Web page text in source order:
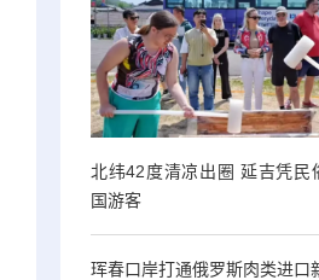
北纬42度清凉出圈 延吉凭民
国游客
珲春口岸打通俄罗斯肉类进口